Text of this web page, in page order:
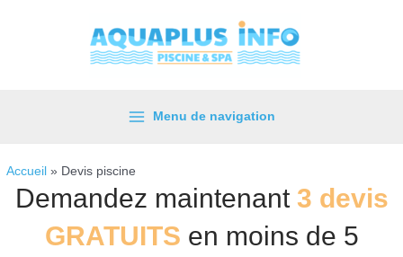
Menu
Menu de navigation
Accueil » Devis piscine
Demandez maintenant 3 devis
GRATUITS en moins de 5